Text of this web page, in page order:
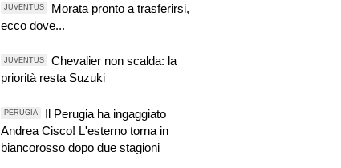
JUVENTUS
Morata pronto a trasferirsi,
ecco dove...
JUVENTUS
Chevalier non scalda: la
priorità resta Suzuki
PERUGIA
Il Perugia ha ingaggiato
Andrea Cisco! L'esterno torna in
biancorosso dopo due stagioni